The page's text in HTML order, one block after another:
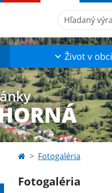
Hľadaný výraz...
Život v obci
Fotogaléria
Fotogaléria